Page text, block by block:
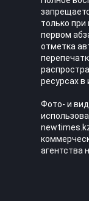
только
первом
отметка
ресурсах в
Фото- и
агентства